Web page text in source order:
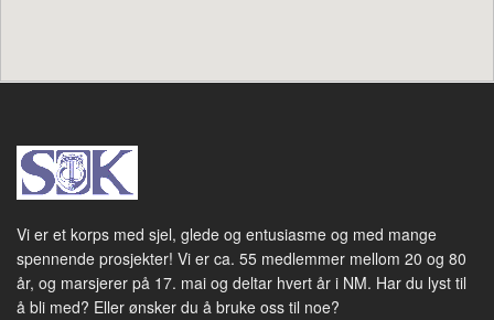
Vi er et korps med sjel, glede og entusiasme og med mange
spennende prosjekter! Vi er ca. 55 medlemmer mellom 20 og 80
år, og marsjerer på 17. mai og deltar hvert år i NM. Har du lyst til
å bli med? Eller ønsker du å bruke oss til noe?